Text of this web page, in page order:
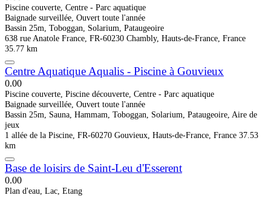
Piscine couverte, Centre - Parc aquatique
Baignade surveillée, Ouvert toute l'année
Bassin 25m, Toboggan, Solarium, Pataugeoire
638 rue Anatole France, FR-60230 Chambly, Hauts-de-France, France
35.77 km
Centre Aquatique Aqualis - Piscine à Gouvieux
0.00
Piscine couverte, Piscine découverte, Centre - Parc aquatique
Baignade surveillée, Ouvert toute l'année
Bassin 25m, Sauna, Hammam, Toboggan, Solarium, Pataugeoire, Aire de
jeux
1 allée de la Piscine, FR-60270 Gouvieux, Hauts-de-France, France 37.53
km
Base de loisirs de Saint-Leu d'Esserent
0.00
Plan d'eau, Lac, Etang